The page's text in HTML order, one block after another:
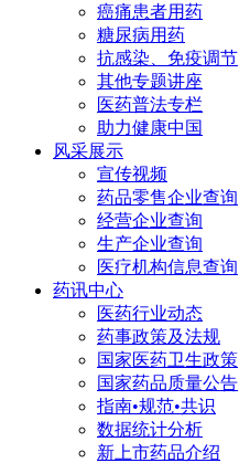
癌痛患者用药
糖尿病用药
抗感染、免疫调节
其他专题讲座
医药普法专栏
助力健康中国
风采展示
宣传视频
药品零售企业查询
经营企业查询
生产企业查询
医疗机构信息查询
药讯中心
医药行业动态
药事政策及法规
国家医药卫生政策
国家药品质量公告
指南•规范•共识
数据统计分析
新上市药品介绍